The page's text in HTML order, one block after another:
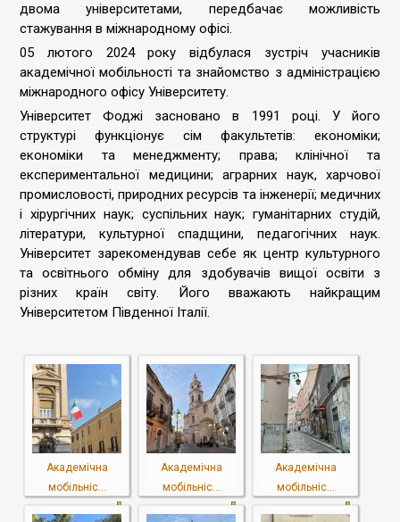
двома університетами, передбачає можливість
стажування в міжнародному офісі.
05 лютого 2024 року відбулася зустріч учасників
академічної мобільності та знайомство з адміністрацією
міжнародного офісу Університету.
Університет Фоджі засновано в 1991 році. У його
структурі функціонує сім факультетів: економіки;
економіки та менеджменту; права; клінічної та
експериментальної медицини; аграрних наук, харчової
промисловості, природних ресурсів та інженерії; медичних
і хірургічних наук; суспільних наук; гуманітарних студій,
літератури, культурної спадщини, педагогічних наук.
Університет зарекомендував себе як центр культурного
та освітнього обміну для здобувачів вищої освіти з
різних країн світу. Його вважають найкращим
Університетом Південної Італії.
Академічна
мобільніс...
Академічна
мобільніс...
Академічна
мобільніс...